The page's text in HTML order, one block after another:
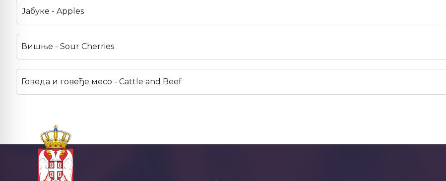
Јабуке - Apples
Вишње - Sour Cherries
Говеда и говеђе месо - Cattle and Beef